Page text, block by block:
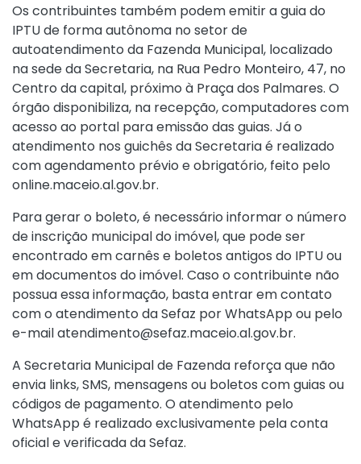
Os contribuintes também podem emitir a guia do
IPTU de forma autônoma no setor de
autoatendimento da Fazenda Municipal, localizado
na sede da Secretaria, na Rua Pedro Monteiro, 47, no
Centro da capital, próximo à Praça dos Palmares. O
órgão disponibiliza, na recepção, computadores com
acesso ao portal para emissão das guias. Já o
atendimento nos guichês da Secretaria é realizado
com agendamento prévio e obrigatório, feito pelo
online.maceio.al.gov.br.
Para gerar o boleto, é necessário informar o número
de inscrição municipal do imóvel, que pode ser
encontrado em carnês e boletos antigos do IPTU ou
em documentos do imóvel. Caso o contribuinte não
possua essa informação, basta entrar em contato
com o atendimento da Sefaz por WhatsApp ou pelo
e-mail atendimento@sefaz.maceio.al.gov.br.
A Secretaria Municipal de Fazenda reforça que não
envia links, SMS, mensagens ou boletos com guias ou
códigos de pagamento. O atendimento pelo
WhatsApp é realizado exclusivamente pela conta
oficial e verificada da Sefaz.